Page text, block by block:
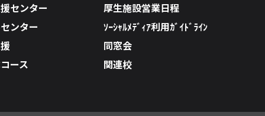
センター
ンター
ース
厚生施設営業日程
ｿｰｼｬﾙﾒﾃﾞｨｱ利用ｶﾞｲﾄﾞﾗｲﾝ
同窓会
関連校